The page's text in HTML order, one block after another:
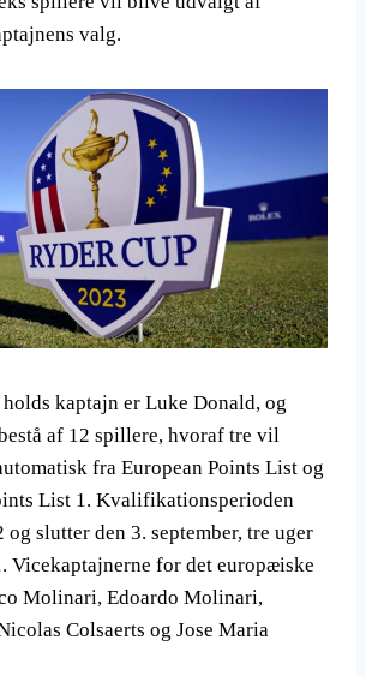
valg.
kaptajn er Luke Donald, og
af 12 spillere, hvoraf tre vil
fra European Points List og
List 1. Kvalifikationsperioden
slutter den 3. september, tre uger
Vicekaptajnerne for det europæiske
Molinari, Edoardo Molinari,
Colsaerts og Jose Maria